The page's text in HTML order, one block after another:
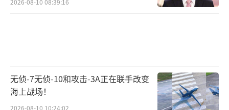
2026-08-10 08:39:16
无侦-7无侦-10和攻击-3A正在联手改变
海上战场！
2026-08-10 10:24:02